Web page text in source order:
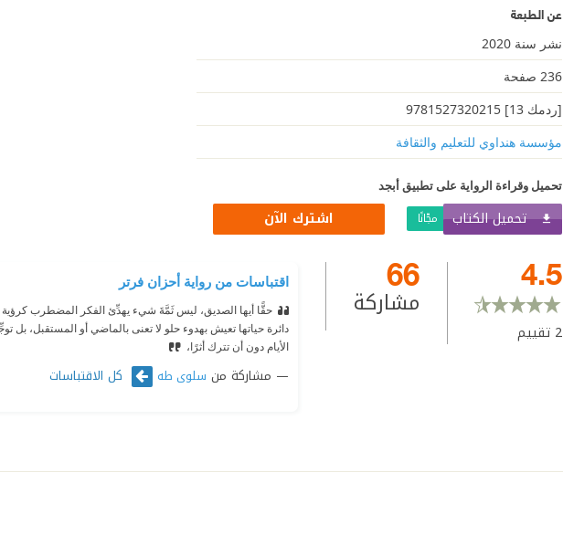
عن الطبعة
نشر سنة 2020
236 صفحة
[ردمك 13] 9781527320215
مؤسسة هنداوي للتعليم والثقافة
تحميل وقراءة الرواية على تطبيق أبجد
تحميل الكتاب مجّانًا اشترك الآن
4.5
2 تقييم
66
مشاركة
اقتباسات من رواية أحزان فرتر
حقًّا أيها الصديق، ليس ثَمَّةَ شيء يهدِّئ الفكر المضطرب كرؤية
دائرة حياتها تعيش بهدوء حلو لا تعنى بالماضي أو المستقبل، بل
الأيام دون أن تترك أثرًا،
مشاركة من سلوى طه كل الاقتباسات